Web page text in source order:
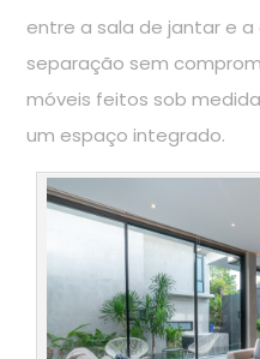
entre a sala de jantar e a
separação sem
móveis feitos sob
um espaço integrado.